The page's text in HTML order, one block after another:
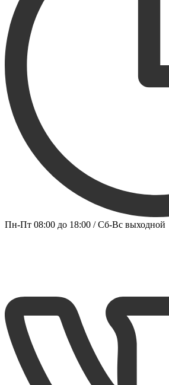
Пн-Пт 08:00 до 18:00 / Сб-Вс выходной